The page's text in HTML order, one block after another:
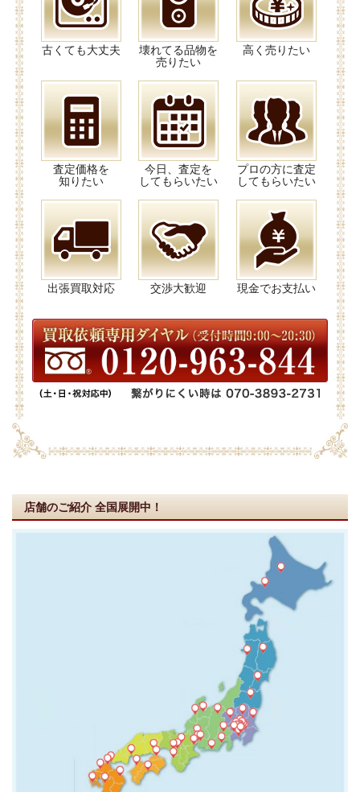
古くても大丈夫
壊れてる品物を
売りたい
高く売りたい
査定価格を
知りたい
今日、査定を
してもらいたい
プロの方に査定
してもらいたい
出張買取対応 交渉大歓迎 現金でお支払い
店舗のご紹介 全国展開中！